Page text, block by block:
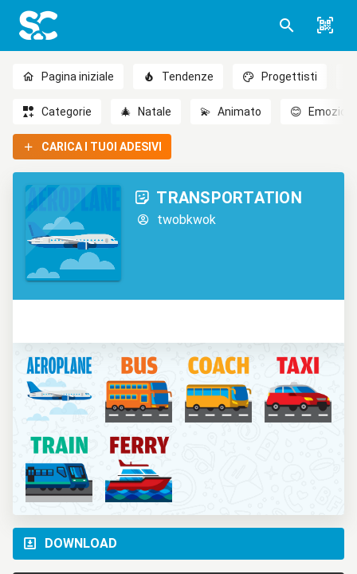
Pagina iniziale Tendenze Progettisti
Categorie 🎄 Natale 💫 Animato 😊 Emozioni
CARICA I TUOI ADESIVI
TRANSPORTATION
twobkwok
DOWNLOAD